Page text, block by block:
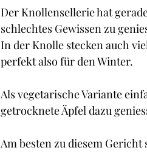
Der Knollensellerie hat
schlechtes Gewissen zu
In der Knolle stecken auch
perfekt also für den Winter.
Als vegetarische Variante
getrocknete Äpfel dazu
Am besten zu diesem